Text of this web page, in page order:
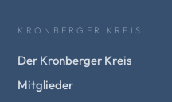
KRONBERGER KREIS
Der Kronberger Kreis
Mitglieder